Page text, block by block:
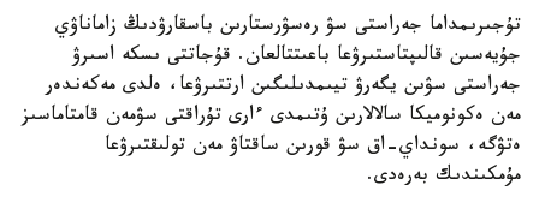
تۇجىرىمداما جەراستى سۋ رەسۋرستارىن باسقارۋدىڭ زاماناۋي
جۇيەسىن قالىپتاستىرۋعا باعىتتالعان. قۇجاتتى ىسكە اسىرۋ
جەراستى سۋىن يگەرۋ تيىمدىلىگىن ارتتىرۋعا، ەلدى مەكەندەر
مەن ەكونوميكا سالالارىن ۇتىمدى ءارى تۇراقتى سۋمەن قامتاماسىز
ەتۋگە، سونداي-اق سۋ قورىن ساقتاۋ مەن تولىقتىرۋعا
مۇمكىندىك بەرەدى.